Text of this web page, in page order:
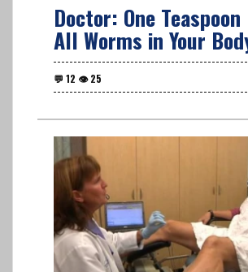
Doctor: One
All Worms in Your